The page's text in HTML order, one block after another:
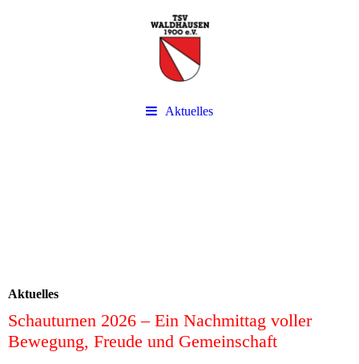
Aktuelles
Aktuelles
Schauturnen 2026 – Ein Nachmittag voller
Bewegung, Freude und Gemeinschaft